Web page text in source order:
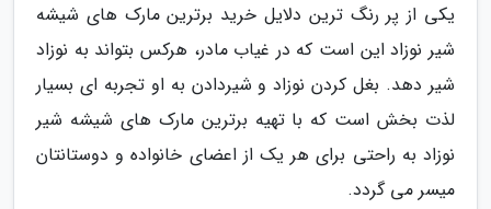
یکی از پر رنگ ترین دلایل خرید برترین مارک های شیشه
شیر نوزاد این است که در غیاب مادر، هرکس بتواند به نوزاد
شیر دهد. بغل کردن نوزاد و شیردادن به او تجربه ای بسیار
لذت بخش است که با تهیه برترین مارک های شیشه شیر
نوزاد به راحتی برای هر یک از اعضای خانواده و دوستانتان
میسر می گردد.